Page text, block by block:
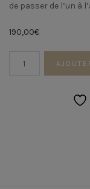
de passer de l’un à
190,00€